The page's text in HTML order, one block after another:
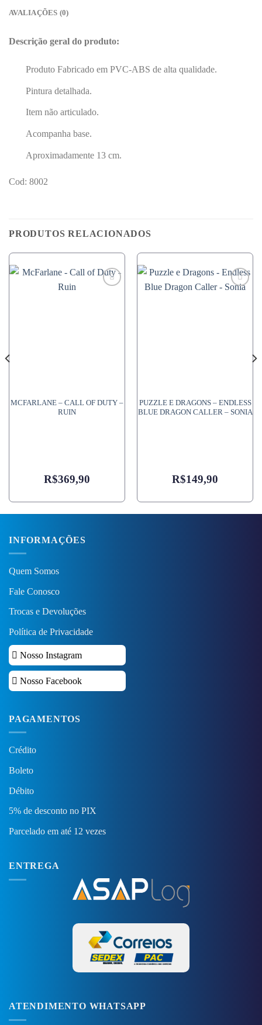
AVALIAÇÕES (0)
Descrição geral do produto:
Produto Fabricado em PVC-ABS de alta qualidade.
Pintura detalhada.
Item não articulado.
Acompanha base.
Aproximadamente 13 cm.
Cod: 8002
PRODUTOS RELACIONADOS
MCFARLANE – CALL OF DUTY –
RUIN
R$369,90
PUZZLE E DRAGONS – ENDLESS
BLUE DRAGON CALLER – SONIA
R$149,90
INFORMAÇÕES
Quem Somos
Fale Conosco
Trocas e Devoluções
Política de Privacidade
Nosso Instagram
Nosso Facebook
PAGAMENTOS
Crédito
Boleto
Débito
5% de desconto no PIX
Parcelado em até 12 vezes
ENTREGA
ATENDIMENTO WHATSAPP